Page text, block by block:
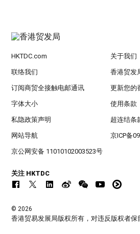
HKTDC.com 关于我们
联络我们 香港贸发
订阅商贸全接触电邮通讯 更新您的
字体大小 使用条款
私隐政策声明 超连结条
网站导航 京ICP备
京公网安备 11010102003523号
关注 HKTDC
© 2026
香港贸易发展局版权所有，对违反版权者保